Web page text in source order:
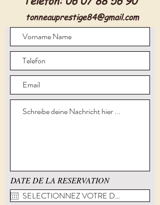
tonneauprestige84@gmail.com
DATE DE LA RESERVATION